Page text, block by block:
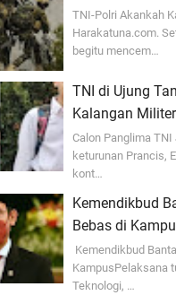
TNI-Polri Akankah
Harakatuna.com.
begitu mencem…
TNI di Ujung
Kalangan Militer
Calon Panglima
keturunan Prancis,
kont…
Kemendikbud
Bebas di
Kemendikbud
KampusPelaksana
Teknologi, …